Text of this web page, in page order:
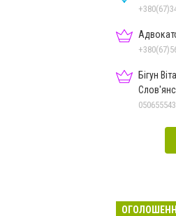
Бігун
Дон.обл.